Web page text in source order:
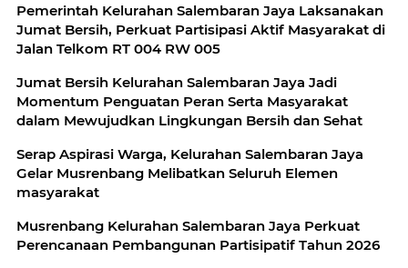
Pemerintah Kelurahan Salembaran Jaya Laksanakan
Jumat Bersih, Perkuat Partisipasi Aktif Masyarakat di
Jalan Telkom RT 004 RW 005
Jumat Bersih Kelurahan Salembaran Jaya Jadi
Momentum Penguatan Peran Serta Masyarakat
dalam Mewujudkan Lingkungan Bersih dan Sehat
Serap Aspirasi Warga, Kelurahan Salembaran Jaya
Gelar Musrenbang Melibatkan Seluruh Elemen
masyarakat
Musrenbang Kelurahan Salembaran Jaya Perkuat
Perencanaan Pembangunan Partisipatif Tahun 2026